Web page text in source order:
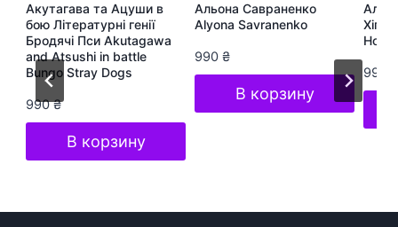
Акутагава та Ацуши в
бою Літературні генії
Бродячі Пси Akutagawa
and Atsushi in battle
Bungo Stray Dogs
990₴
В корзину
Альона Савраненко
Alyona Savranenko
990 ₴
В корзину
Хіп-
Hop
990